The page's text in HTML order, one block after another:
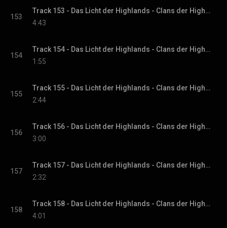
153
Track 153 - Das Licht der Highlands - Clans der Highlands-Reihe, Band 1
4:43
154
Track 154 - Das Licht der Highlands - Clans der Highlands-Reihe, Band 1
1:55
155
Track 155 - Das Licht der Highlands - Clans der Highlands-Reihe, Band 1
2:44
156
Track 156 - Das Licht der Highlands - Clans der Highlands-Reihe, Band 1
3:00
157
Track 157 - Das Licht der Highlands - Clans der Highlands-Reihe, Band 1
2:32
158
Track 158 - Das Licht der Highlands - Clans der Highlands-Reihe, Band 1
4:01